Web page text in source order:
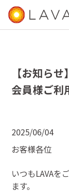
【お知ら
会員様ご利
2025/06/04
お客様各位
いつもLAVAを
ます。